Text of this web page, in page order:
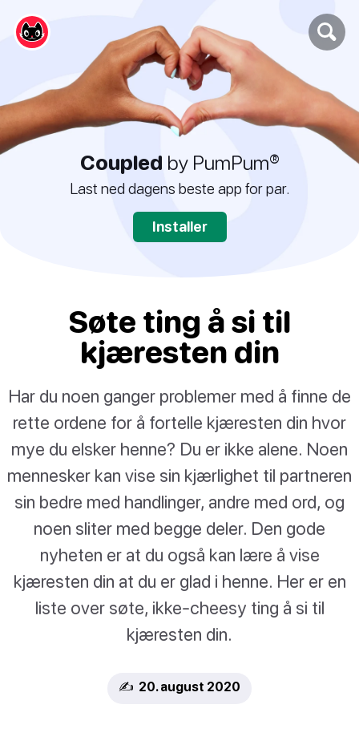
Coupled by PumPum®
Last ned dagens beste app for par.
Installer
Søte ting å si til
kjæresten din
Har du noen ganger problemer med å finne de
rette ordene for å fortelle kjæresten din hvor
mye du elsker henne? Du er ikke alene. Noen
mennesker kan vise sin kjærlighet til partneren
sin bedre med handlinger, andre med ord, og
noen sliter med begge deler. Den gode
nyheten er at du også kan lære å vise
kjæresten din at du er glad i henne. Her er en
liste over søte, ikke-cheesy ting å si til
kjæresten din.
✍️ 20. august 2020